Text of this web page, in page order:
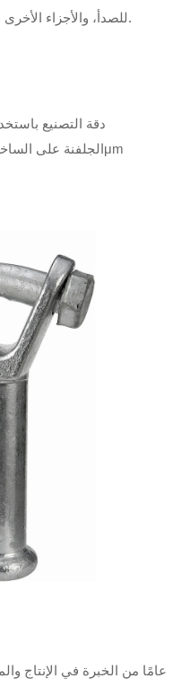
للصدأ، والأجزاء الأخرى من الفولاذ المجلفن بالغمس الساخن.
دقة التصنيع
الجلفنة على الساخن، متوسط سمك الزنك أعلى من 86μm
20 عامًا من الخبرة في الإنتاج